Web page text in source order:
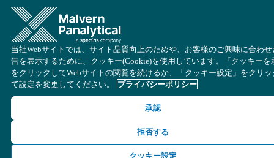
当社Webサイトでは、サイト品質向上のためや、お客様のご興味に合わせ
告を表示するために、クッキー(Cookie)を使用しています。「クッキーを
をクリックしてWebサイトの閲覧を続けるか、「クッキー設定」をクリッ
て設定を変更してください。
プライバシーポリシー
承認
拒否する
クッキー設定